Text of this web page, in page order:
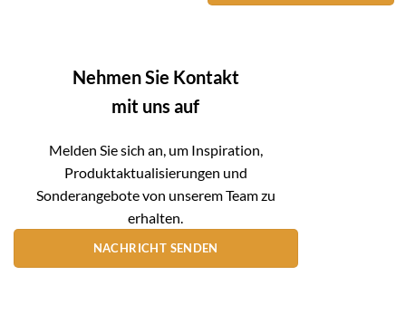
Nehmen Sie Kontakt
mit uns auf
Melden Sie sich an, um Inspiration,
Produktaktualisierungen und
Sonderangebote von unserem Team zu
erhalten.
NACHRICHT SENDEN